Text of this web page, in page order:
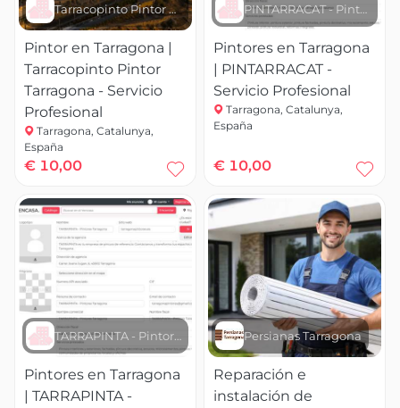
Tarracopinto Pintor Tarragona
Pintor en Tarragona |
Tarracopinto Pintor
Tarragona - Servicio
Profesional
Tarragona, Catalunya,
España
€ 10,00
Pintores en Tarragona
| PINTARRACAT -
Servicio Profesional
Tarragona, Catalunya,
España
€ 10,00
Pintores en Tarragona
| TARRAPINTA -
Persianas Tarragona
Reparación e
instalación de